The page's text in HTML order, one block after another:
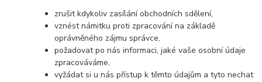
zrušit kdykoliv zasílání obchodních sdělení,
vznést námitku proti zpracování na základě
oprávněného zájmu správce,
požadovat po nás informaci, jaké vaše osobní údaje
zpracováváme,
vyžádat si u nás přístup k těmto údajům a tyto nechat